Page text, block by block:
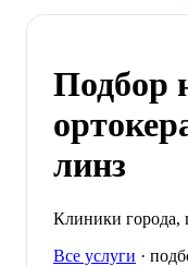
Подбор
линз
Клиники города,
Все услуги ·